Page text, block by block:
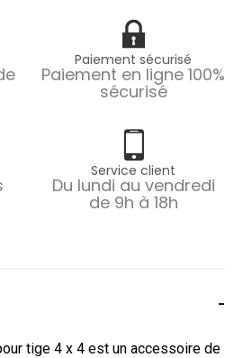
Paiement sécurisé
Paiement en ligne 100%
sécurisé
Service client
Du lundi au vendredi
de 9h à 18h
tige 4 x 4 est un accessoire de